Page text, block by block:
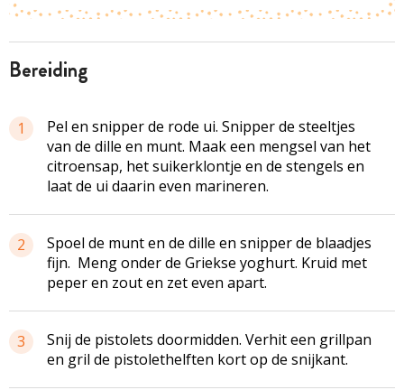
bereiding
1
Pel en snipper de rode ui. Snipper de steeltjes
van de dille en munt. Maak een mengsel van het
citroensap, het suikerklontje en de stengels en
laat de ui daarin even marineren.
2
Spoel de munt en de dille en snipper de blaadjes
fijn. Meng onder de Griekse yoghurt. Kruid met
peper en zout en zet even apart.
3
Snij de pistolets doormidden. Verhit een grillpan
en gril de pistolethelften kort op de snijkant.